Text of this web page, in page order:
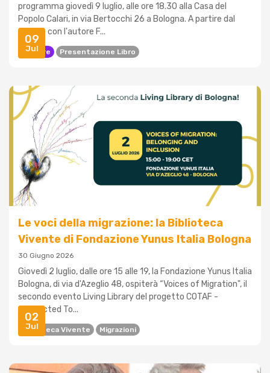
09
Jul
programma giovedì 9 luglio, alle ore 18.30 alla Casa del
Popolo Calari, in via Bertocchi 26 a Bologna. A partire dal
dialogo con l'autore F...
Carcere Presentazione Libro
02
Jul
Le voci della migrazione: la Biblioteca
Vivente di Fondazione Yunus Italia Bologna
30 Giugno 2026
Giovedì 2 luglio, dalle ore 15 alle 19, la Fondazione Yunus Italia
Bologna, di via d'Azeglio 48, ospiterà “Voices of Migration", il
secondo evento Living Library del progetto COTAF -
Connected To...
Biblioteca Vivente Migrazioni